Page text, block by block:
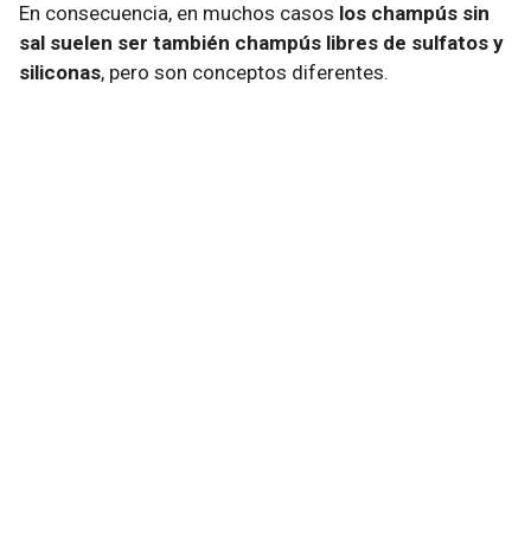
En consecuencia, en muchos casos los champús sin
sal suelen ser también champús libres de sulfatos y
siliconas, pero son conceptos diferentes.